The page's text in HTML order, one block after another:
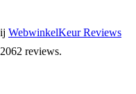
WebwinkelKeur Reviews
reviews.